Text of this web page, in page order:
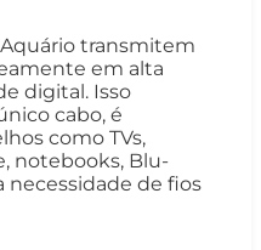
Aquário transmitem
em alta
digital. Isso
cabo, é
como TVs,
notebooks, Blu-
necessidade de fios